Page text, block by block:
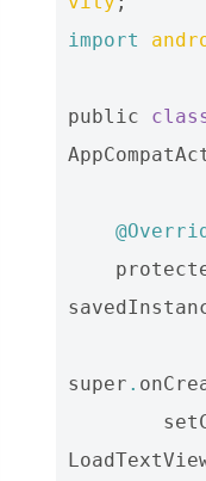
import
public
super .